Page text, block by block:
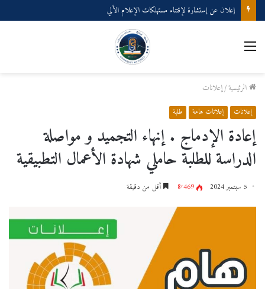
إعلان عن إستشارة لإقتناء مستهلكات الإعلام الألي
القائمة
الرئيسية/إعلانات
إعلانات إعلانات هامة طلبة
إعادة الإدماج . إنهاء التجميد و مواصلة
الدراسة للطلبة حاملي شهادة الأعمال التطبيقية
5 سبتمبر 2024 8٬469 أقل من دقيقة